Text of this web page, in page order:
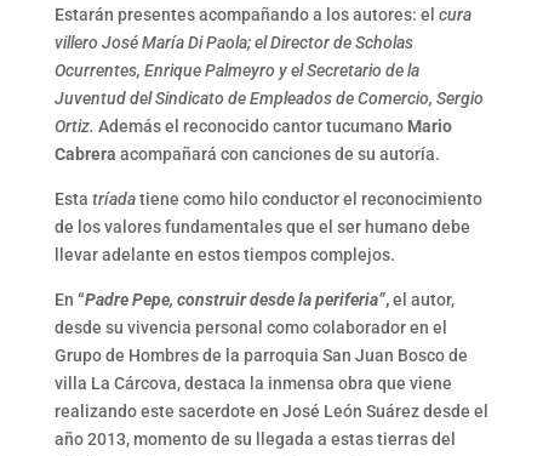
Estarán presentes acompañando a los autores: el cura
villero José María Di Paola; el Director de Scholas
Ocurrentes, Enrique Palmeyro y el Secretario de la
Juventud del Sindicato de Empleados de Comercio, Sergio
Ortiz. Además el reconocido cantor tucumano Mario
Cabrera acompañará con canciones de su autoría.
Esta tríadatiene como hilo conductor el reconocimiento
de los valores fundamentales que el ser humano debe
llevar adelante en estos tiempos complejos.
En “Padre Pepe, construir desde la periferia”,el autor,
desde su vivencia personal como colaborador en el
Grupo de Hombres de la parroquia San Juan Bosco de
villa La Cárcova, destaca la inmensa obra que viene
realizando este sacerdote en José León Suárez desde el
año 2013, momento de su llegada a estas tierras del